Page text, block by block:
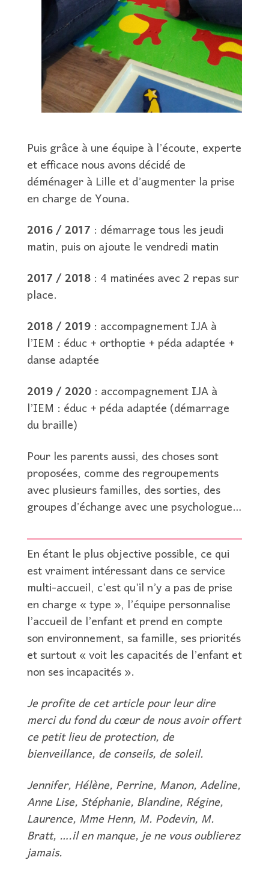
Puis grâce à une équipe à l’écoute, experte
et efficace nous avons décidé de
déménager à Lille et d’augmenter la prise
en charge de Youna.
2016 / 2017: démarrage tous les jeudi
matin, puis on ajoute le vendredi matin
2017 / 2018: 4 matinées avec 2 repas sur
place.
2018 / 2019: accompagnement IJA à
l’IEM : éduc + orthoptie + péda adaptée +
danse adaptée
2019 / 2020: accompagnement IJA à
l’IEM : éduc + péda adaptée (démarrage
du braille)
Pour les parents aussi, des choses sont
proposées, comme des regroupements
avec plusieurs familles, des sorties, des
groupes d’échange avec une psychologue…
En étant le plus objective possible, ce qui
est vraiment intéressant dans ce service
multi-accueil, c’est qu’il n’y a pas de prise
en charge « type », l’équipe personnalise
l’accueil de l’enfant et prend en compte
son environnement, sa famille, ses priorités
et surtout « voit les capacités de l’enfant et
non ses incapacités ».
Je profite de cet article pour leur dire
merci du fond du cœur de nous avoir offert
ce petit lieu de protection, de
bienveillance, de conseils, de soleil.
Jennifer, Hélène, Perrine, Manon, Adeline,
Anne Lise, Stéphanie, Blandine, Régine,
Laurence, Mme Henn, M. Podevin, M.
Bratt, ….il en manque, je ne vous oublierez
jamais.